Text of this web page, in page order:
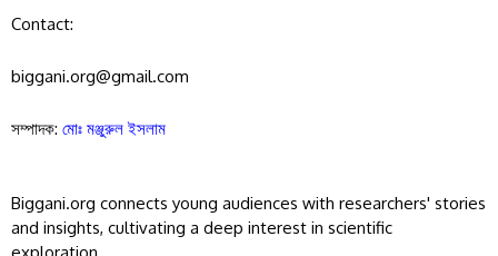
Contact:
biggani.org@gmail.com
সম্পাদক: মোঃ মঞ্জুরুল ইসলাম
Biggani.org connects young audiences with researchers' stories
and insights, cultivating a deep interest in scientific